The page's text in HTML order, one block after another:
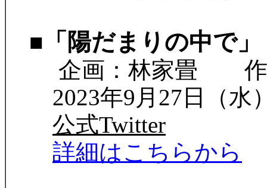
■ 「陽だまりの中で」
企画：林家畳 作・
2023年9月27日（水
公式Twitter
詳細はこちらから